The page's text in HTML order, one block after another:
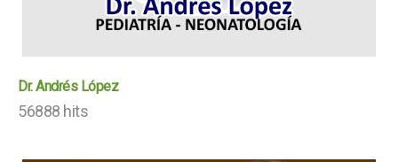
Dr. Andrés López
56888 hits